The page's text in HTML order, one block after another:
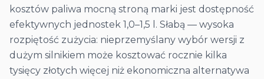
kosztów paliwa mocną stroną marki jest dostępność
efektywnych jednostek 1,0–1,5 l. Słabą — wysoka
rozpiętość zużycia: nieprzemyślany wybór wersji z
dużym silnikiem może kosztować rocznie kilka
tysięcy złotych więcej niż ekonomiczna alternatywa